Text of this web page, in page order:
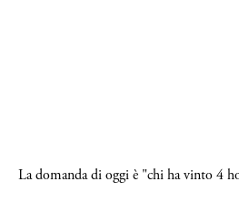
La domanda di oggi è "chi ha vinto 4